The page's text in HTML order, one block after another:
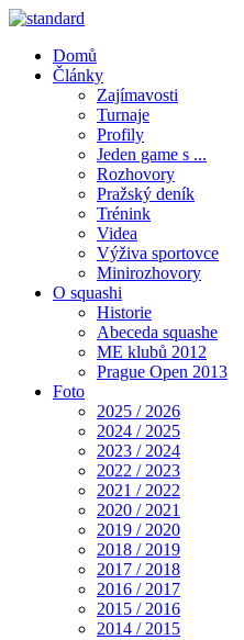
Domů
Články
Zajímavosti
Turnaje
Profily
Jeden game s ...
Rozhovory
Pražský deník
Trénink
Videa
Výživa sportovce
Minirozhovory
O squashi
Historie
Abeceda squashe
ME klubů 2012
Prague Open 2013
Foto
2025 / 2026
2024 / 2025
2023 / 2024
2022 / 2023
2021 / 2022
2020 / 2021
2019 / 2020
2018 / 2019
2017 / 2018
2016 / 2017
2015 / 2016
2014 / 2015